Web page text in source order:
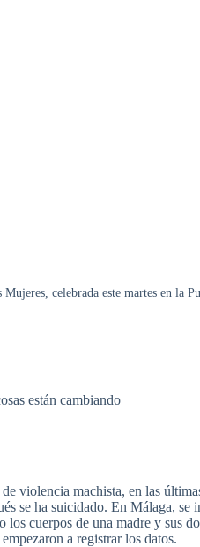
celebrada este martes en la
están cambiando
violencia machista, en las
se ha suicidado. En Málaga, se
cuerpos de una madre y sus
a registrar los datos.